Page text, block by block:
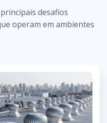
desafios
operam em ambientes